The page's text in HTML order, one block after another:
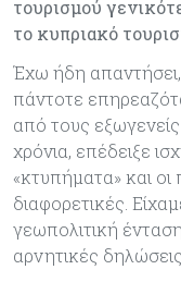
τουρισμού
το κυπριακό
Έχω ήδη
πάντοτε
από τους
χρόνια, επέδειξε
«κτυπήματα» και
διαφορετικές.
γεωπολιτική
αρνητικές